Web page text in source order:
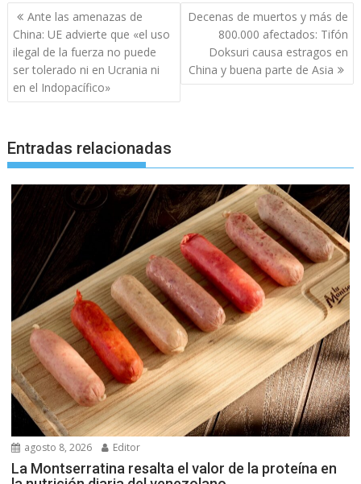
Navegación
de
entradas
Ante las amenazas de
China: UE advierte que «el uso
ilegal de la fuerza no puede
ser tolerado ni en Ucrania ni
en el Indopacífico»
Decenas de muertos y más de
800.000 afectados: Tifón
Doksuri causa estragos en
China y buena parte de Asia
Entradas relacionadas
agosto 8, 2026 Editor
La Montserratina resalta el valor de la proteína en